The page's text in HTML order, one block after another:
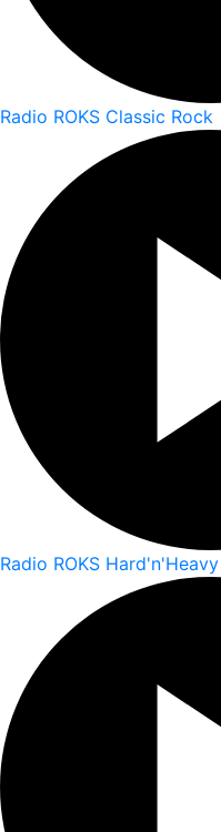
Radio ROKS Classic Rock
Radio ROKS Hard'n'Heavy